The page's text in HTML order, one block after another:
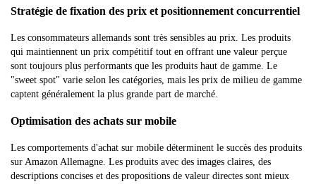
Stratégie de fixation des prix et positionnement concurrentiel
Les consommateurs allemands sont très sensibles au prix. Les produits
qui maintiennent un prix compétitif tout en offrant une valeur perçue
sont toujours plus performants que les produits haut de gamme. Le
"sweet spot" varie selon les catégories, mais les prix de milieu de gamme
captent généralement la plus grande part de marché.
Optimisation des achats sur mobile
Les comportements d'achat sur mobile déterminent le succès des produits
sur Amazon Allemagne. Les produits avec des images claires, des
descriptions concises et des propositions de valeur directes sont mieux